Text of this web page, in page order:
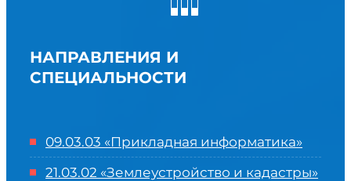
НАПРАВЛЕНИЯ И
СПЕЦИАЛЬНОСТИ
09.03.03 «Прикладная информатика»
21.03.02 «Землеустройство и кадастры»